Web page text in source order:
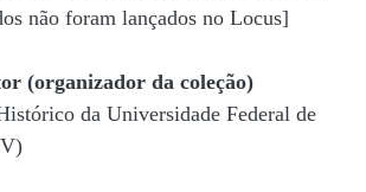
não foram lançados no Locus]
(organizador da coleção)
da Universidade Federal de